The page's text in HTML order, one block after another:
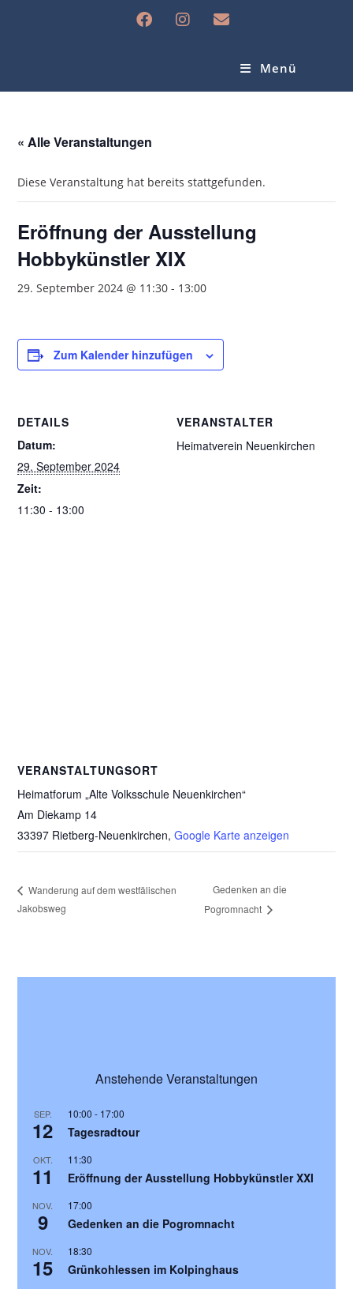
Menü
« Alle Veranstaltungen
Diese Veranstaltung hat bereits stattgefunden.
Eröffnung der Ausstellung
Hobbykünstler XIX
29. September 2024 @ 11:30 - 13:00
Zum Kalender hinzufügen
DETAILS
Datum:
29. September 2024
Zeit:
11:30 - 13:00
VERANSTALTER
Heimatverein Neuenkirchen
VERANSTALTUNGSORT
Heimatforum „Alte Volksschule Neuenkirchen“
Am Diekamp 14
33397 Rietberg-Neuenkirchen, Google Karte anzeigen
Wanderung auf dem westfälischen
Jakobsweg
Gedenken an die
Pogromnacht
Anstehende Veranstaltungen
SEP.
12
10:00 - 17:00
Tagesradtour
OKT.
11
11:30
Eröffnung der Ausstellung Hobbykünstler XXI
NOV.
9
17:00
Gedenken an die Pogromnacht
NOV.
15
18:30
Grünkohlessen im Kolpinghaus